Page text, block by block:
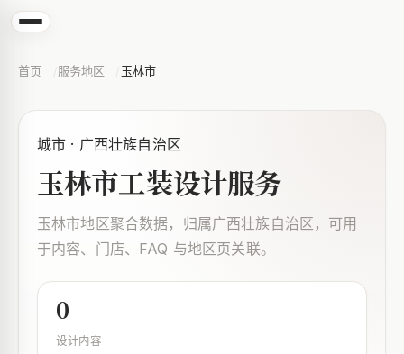
首页 服务地区 玉林市
城市 · 广西壮族自治区
玉林市工装设计服务
玉林市地区聚合数据，归属广西壮族自治区，可用
于内容、门店、FAQ 与地区页关联。
0
设计内容